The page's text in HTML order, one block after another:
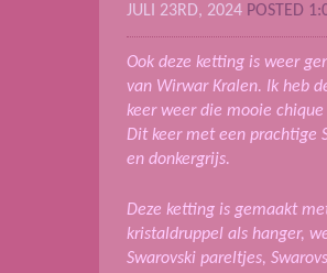
JULI 23RD, 2024 POSTED
Ook deze ketting is weer
van Wirwar Kralen. Ik heb
keer weer die mooie
Dit keer met een prachtige
en donkergrijs.
Deze ketting is gemaakt
kristaldruppel als hanger,
Swarovski pareltjes,